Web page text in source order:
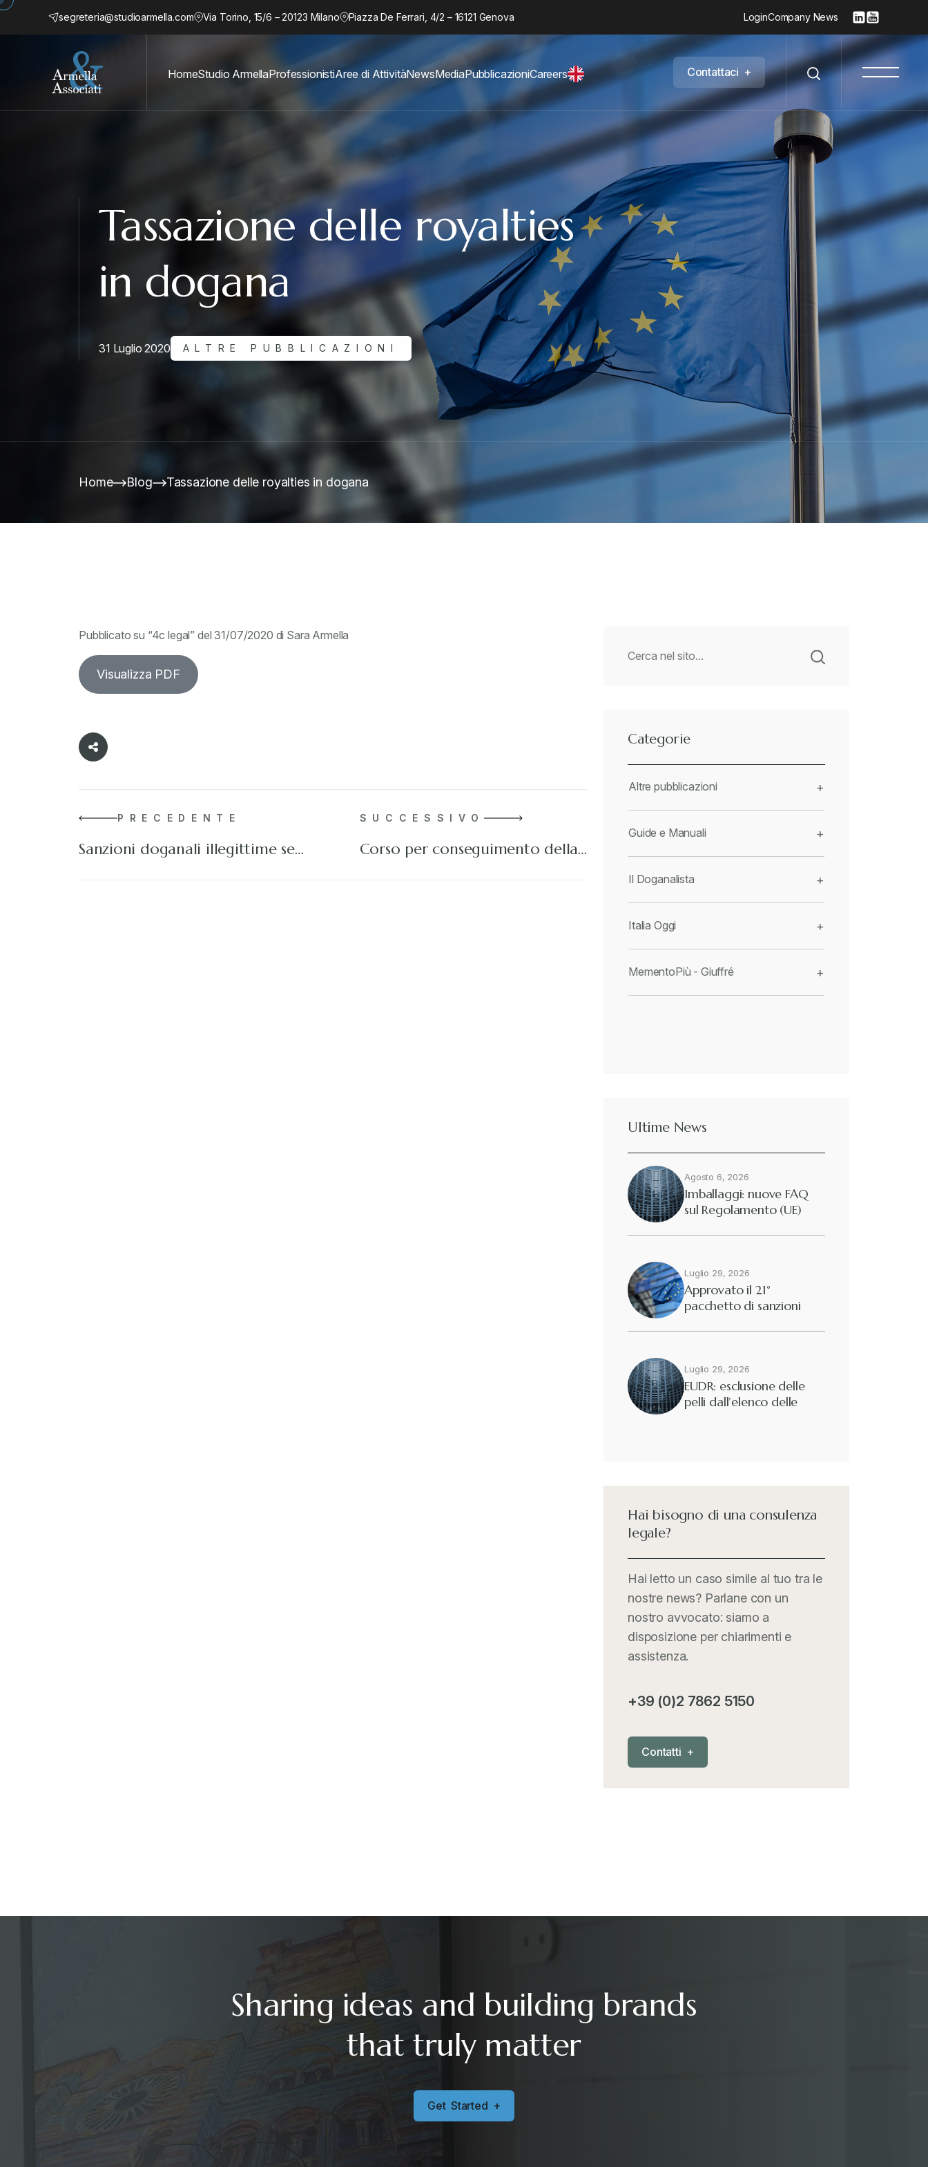
segreteria@studioarmella.com Via Torino, 15/6 – 20123 Milano Piazza De Ferrari, 4/2 – 16121 Genova LoginCompany News
HomeStudio ArmellaProfessionistiAree di AttivitàNewsMediaPubblicazioniCareers Contattaci +
Tassazione delle royalties
in dogana
31 Luglio 2020 ALTRE PUBBLICAZIONI
Home Blog Tassazione delle royalties in dogana
Pubblicato su “4c legal” del 31/07/2020 di Sara Armella
Visualizza PDF
PRECEDENTE
Sanzioni doganali illegittime se…
SUCCESSIVO
Corso per conseguimento della…
Categorie
Altre pubblicazioni +
Guide e Manuali +
Il Doganalista +
Italia Oggi +
MementoPiù - Giuffré +
Ultime News
Agosto 6, 2026
Imballaggi: nuove FAQ
sul Regolamento (UE)
Luglio 29, 2026
Approvato il 21°
pacchetto di sanzioni
Luglio 29, 2026
EUDR: esclusione delle
pelli dall’elenco delle
Hai bisogno di una consulenza
legale?
Hai letto un caso simile al tuo tra le
nostre news? Parlane con un
nostro avvocato: siamo a
disposizione per chiarimenti e
assistenza.
+39 (0)2 7862 5150
Contatti +
Sharing ideas and building brands
that truly matter
Get Started +